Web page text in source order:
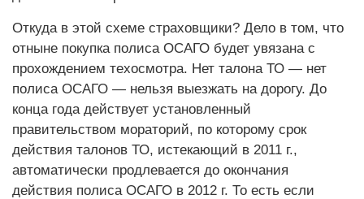
Откуда в этой схеме страховщики? Дело в том, что
отныне покупка полиса ОСАГО будет увязана с
прохождением техосмотра. Нет талона ТО — нет
полиса ОСАГО — нельзя выезжать на дорогу. До
конца года действует установленный
правительством мораторий, по которому срок
действия талонов ТО, истекающий в 2011 г.,
автоматически продлевается до окончания
действия полиса ОСАГО в 2012 г. То есть если